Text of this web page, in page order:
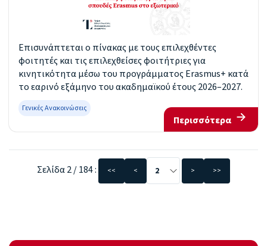
Επισυνάπτεται ο πίνακας με τους επιλεχθέντες
φοιτητές και τις επιλεχθείσες φοιτήτριες για
κινητικότητα μέσω του προγράμματος Erasmus+ κατά
το εαρινό εξάμηνο του ακαδημαϊκού έτους 2026–2027.
Γενικές Ανακοινώσεις
Περισσότερα
Σελίδα 2 / 184 : << < > >>